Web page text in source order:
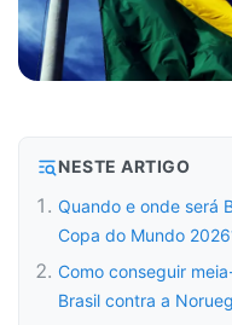
NESTE ARTIGO
Quando e onde será
Copa do Mundo
Como conseguir
Brasil contra a